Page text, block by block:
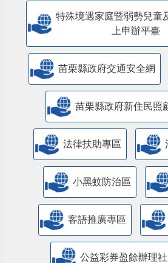
特殊境遇家庭暨弱勢兒童
上申辦平臺
苗栗縣政府交通安全網
苗栗縣政府新住民照
法律扶助專區
小黑蚊防治區
客語推廣專區
公益彩券盈餘辦理